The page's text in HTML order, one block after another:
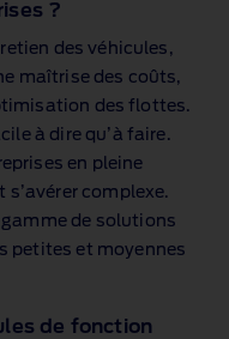
?
des véhicules,
maîtrise des coûts,
des flottes.
à dire qu’à faire.
en pleine
complexe.
gamme de solutions
petites et moyennes
de fonction